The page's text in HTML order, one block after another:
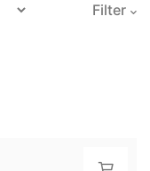
Filter